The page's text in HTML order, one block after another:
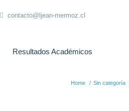
contacto@ljean-mermoz.cl
Resultados Académicos
Home / Sin categoría